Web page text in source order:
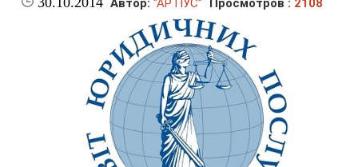
Автор: "АРТІУС" Просмотров : 2108